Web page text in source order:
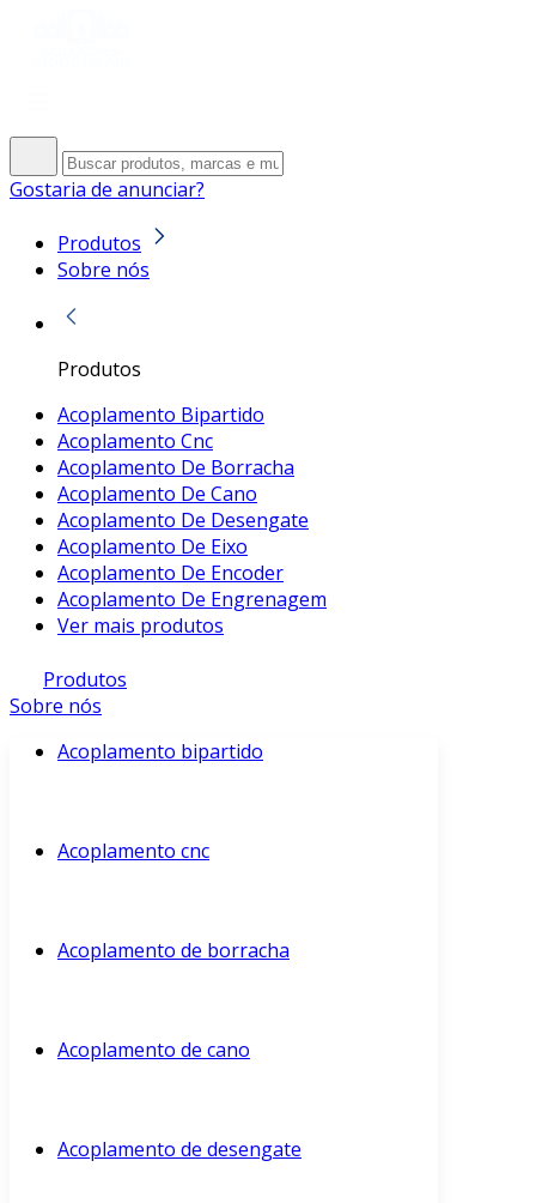
Gostaria de anunciar?
Produtos
Sobre nós
Produtos
Acoplamento Bipartido
Acoplamento Cnc
Acoplamento De Borracha
Acoplamento De Cano
Acoplamento De Desengate
Acoplamento De Eixo
Acoplamento De Encoder
Acoplamento De Engrenagem
Ver mais produtos
Produtos
Sobre nós
Acoplamento bipartido
Acoplamento cnc
Acoplamento de borracha
Acoplamento de cano
Acoplamento de desengate